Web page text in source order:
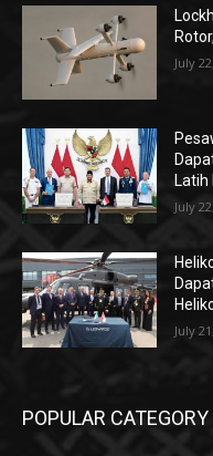
July
Latih
July
July
POPULAR CATEGORY